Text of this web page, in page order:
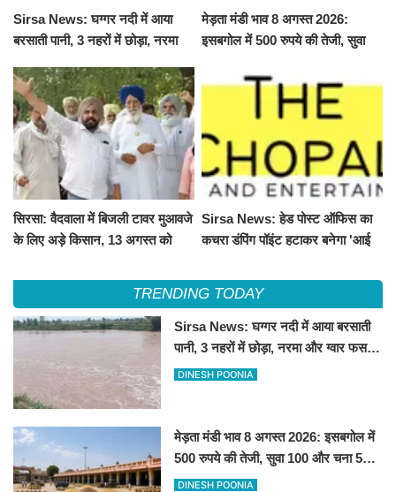
Sirsa News: घग्गर नदी में आया
बरसाती पानी, 3 नहरों में छोड़ा, नरमा
मेड़ता मंडी भाव 8 अगस्त 2026:
इसबगोल में 500 रुपये की तेजी, सुवा
सिरसा: वैदवाला में बिजली टावर मुआवजे
के लिए अड़े किसान, 13 अगस्त को
Sirsa News: हेड पोस्ट ऑफिस का
कचरा डंपिंग पॉइंट हटाकर बनेगा 'आई
TRENDING TODAY
Sirsa News: घग्गर नदी में आया बरसाती
पानी, 3 नहरों में छोड़ा, नरमा और ग्वार फसल
को फायदा
DINESH POONIA
मेड़ता मंडी भाव 8 अगस्त 2026: इसबगोल में
500 रुपये की तेजी, सुवा 100 और चना 50
रूपए मंदे
DINESH POONIA